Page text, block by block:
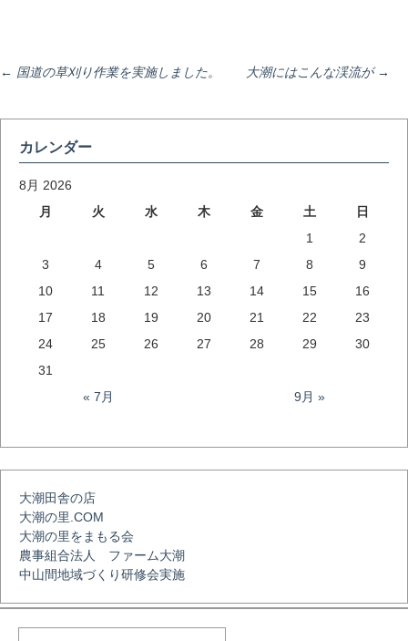
投
稿
ナ
ビ
ゲ
ー
ョ
ン
← 国道の草刈り作業を実施しました。 大潮にはこんな渓流が→
カレンダー
8月 2026
月
火 水 木 金 土
日
1
2
3
4 5 6 7 8
9
10
11 12 13 14 15
16
17
18 19 20 21 22
23
24
25 26 27 28 29
30
31
« 7月
9月 »
大潮田舎の店
大潮の里.COM
大潮の里をまもる会
農事組合法人 ファーム大潮
中山間地域づくり研修会実施